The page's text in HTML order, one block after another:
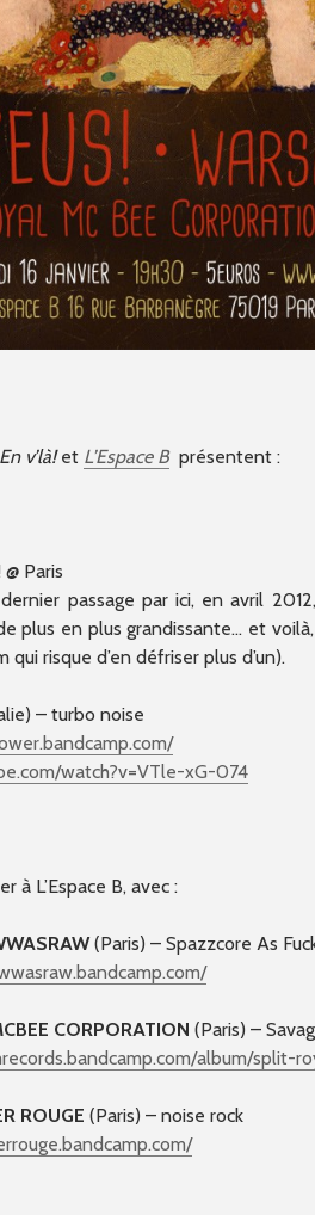
v’là!et L’Espace Bprésentent :
Paris
passage par ici, en avril
plus en plus grandissante… et
qui risque d’en défriser plus d’un).
– turbo noise
watch?v=VTle-xG-074
à L’Espace B, avec :
(Paris) – Spazzcore As
CORPORATION (Paris) –
album/split-
ROUGE (Paris) – noise rock